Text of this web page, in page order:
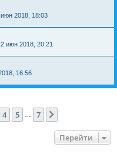
2018, 18:03
июн 2018, 20:21
16:56
из
4 5 7
Перейти